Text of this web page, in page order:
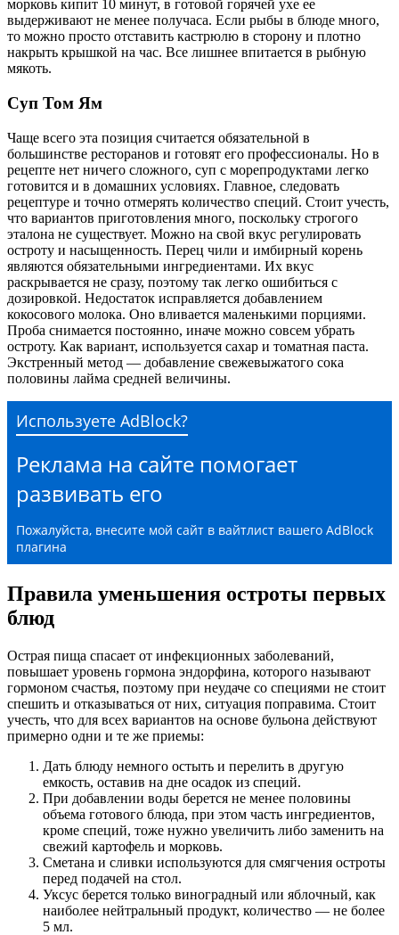
морковь кипит 10 минут, в готовой горячей ухе ее
выдерживают не менее получаса. Если рыбы в блюде много,
то можно просто отставить кастрюлю в сторону и плотно
накрыть крышкой на час. Все лишнее впитается в рыбную
мякоть.
Суп Том Ям
Чаще всего эта позиция считается обязательной в
большинстве ресторанов и готовят его профессионалы. Но в
рецепте нет ничего сложного, суп с морепродуктами легко
готовится и в домашних условиях. Главное, следовать
рецептуре и точно отмерять количество специй. Стоит учесть,
что вариантов приготовления много, поскольку строгого
эталона не существует. Можно на свой вкус регулировать
остроту и насыщенность. Перец чили и имбирный корень
являются обязательными ингредиентами. Их вкус
раскрывается не сразу, поэтому так легко ошибиться с
дозировкой. Недостаток исправляется добавлением
кокосового молока. Оно вливается маленькими порциями.
Проба снимается постоянно, иначе можно совсем убрать
остроту. Как вариант, используется сахар и томатная паста.
Экстренный метод — добавление свежевыжатого сока
половины лайма средней величины.
Используете AdBlock?
Реклама на сайте помогает
развивать его
Пожалуйста, внесите мой сайт в вайтлист вашего AdBlock
плагина
Правила уменьшения остроты первых
блюд
Острая пища спасает от инфекционных заболеваний,
повышает уровень гормона эндорфина, которого называют
гормоном счастья, поэтому при неудаче со специями не стоит
спешить и отказываться от них, ситуация поправима. Стоит
учесть, что для всех вариантов на основе бульона действуют
примерно одни и те же приемы:
Дать блюду немного остыть и перелить в другую
емкость, оставив на дне осадок из специй.
При добавлении воды берется не менее половины
объема готового блюда, при этом часть ингредиентов,
кроме специй, тоже нужно увеличить либо заменить на
свежий картофель и морковь.
Сметана и сливки используются для смягчения остроты
перед подачей на стол.
Уксус берется только виноградный или яблочный, как
наиболее нейтральный продукт, количество — не более
5 мл.